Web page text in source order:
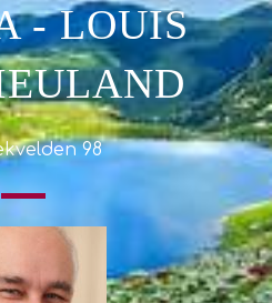
- LOUIS
98